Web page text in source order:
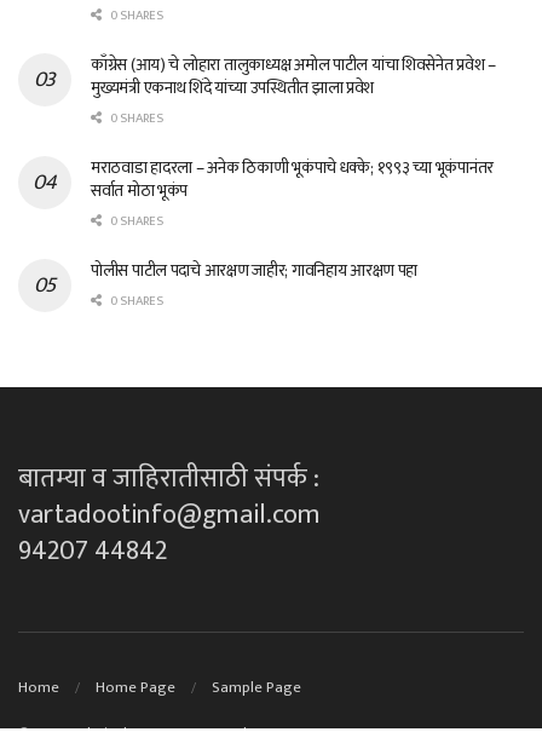
0 SHARES
काँग्रेस (आय) चे लोहारा तालुकाध्यक्ष अमोल पाटील यांचा शिवसेनेत प्रवेश –
मुख्यमंत्री एकनाथ शिंदे यांच्या उपस्थितीत झाला प्रवेश
0 SHARES
मराठवाडा हादरला – अनेक ठिकाणी भूकंपाचे धक्के; १९९३ च्या भूकंपानंतर
सर्वात मोठा भूकंप
0 SHARES
पोलीस पाटील पदाचे आरक्षण जाहीर; गावनिहाय आरक्षण पहा
0 SHARES
बातम्या व जाहिरातीसाठी संपर्क :
vartadootinfo@gmail.com
94207 44842
Home Home Page Sample Page
© 2023Technical Support By DK techno's